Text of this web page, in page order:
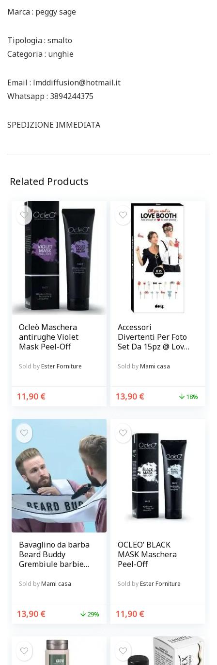
Marca : peggy sage
Tipologia : smalto
Categoria : unghie
Email : lmddiffusion@hotmail.it
Whatsapp : 3894244375
SPEDIZIONE IMMEDIATA
Related Products
Ocleò Maschera
antirughe Violet
Mask Peel-Off
Sold byEster Forniture
11,90 €
Accessori
Divertenti Per Foto
Set Da 15pz @ Love
Sold byMami casa
13,90 € 18%
Bavaglino da barba
Beard Buddy
Grembiule barbiere
curare la barba
Sold byMami casa
13,90 € 29%
OCLEO’ BLACK
MASK Maschera
Peel-Off
Sold byEster Forniture
11,90 €